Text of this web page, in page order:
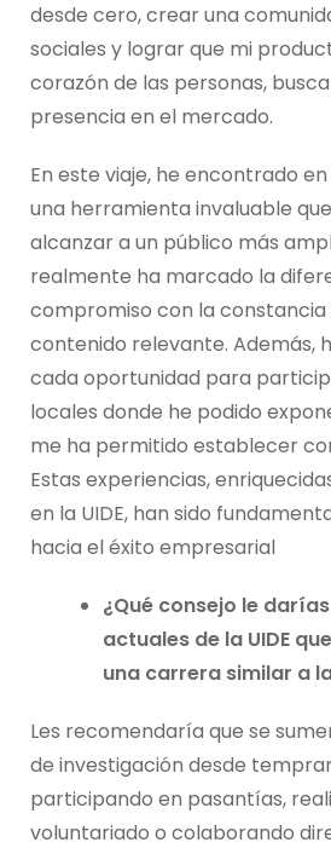
desde cero, crear una
sociales y lograr que mi
corazón de las personas,
presencia en el mercado.
En este viaje, he encontrado
una herramienta invaluable
alcanzar a un público más
realmente ha marcado la
compromiso con la
contenido relevante. Además,
cada oportunidad para
locales donde he podido
me ha permitido establecer
Estas experiencias,
en la UIDE, han sido
hacia el éxito empresarial
¿Qué consejo le
actuales de la UIDE
una carrera similar a
Les recomendaría que se
de investigación desde
participando en pasantías,
voluntariado o colaborando